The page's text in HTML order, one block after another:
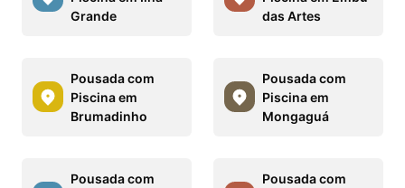
Grande
das Artes
Pousada com
Piscina em
Brumadinho
Pousada com
Piscina em
Mongaguá
Pousada com
Pousada com